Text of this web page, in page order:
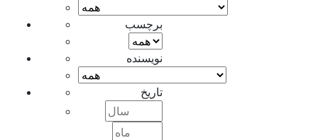
برچسب
نویسنده
تاریخ